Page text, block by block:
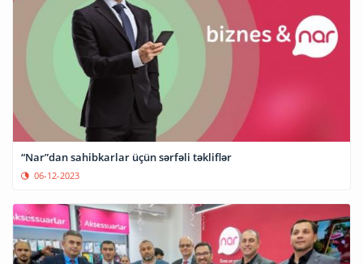
“Nar”dan sahibkarlar üçün sərfəli təkliflər
06-12-2023